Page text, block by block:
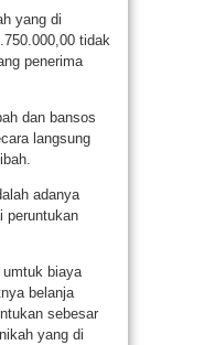
yang di
tidak
penerima
dan bansos
langsung
adanya
peruntukan
umtuk biaya
belanja
sebesar
yang di